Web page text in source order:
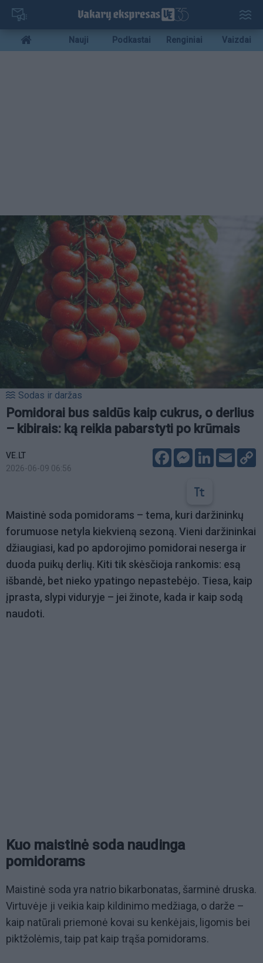
Pereiti
pagrindinį
turinį
Mobile
menu
Nauji Podkastai Renginiai Vaizdai
Sodas ir daržas
Pomidorai bus saldūs kaip cukrus, o derlius
– kibirais: ką reikia pabarstyti po krūmais
VE.LT
2026-06-09 06:56
FacebookMessenger
LinkedIn
Email
Maistinė soda pomidorams – tema, kuri daržininkų
forumuose netyla kiekvieną sezoną. Vieni daržininkai
džiaugiasi, kad po apdorojimo pomidorai neserga ir
duoda puikų derlių. Kiti tik skėsčioja rankomis: esą
išbandė, bet nieko ypatingo nepastebėjo. Tiesa, kaip
įprasta, slypi viduryje – jei žinote, kada ir kaip sodą
naudoti.
Kuo maistinė soda naudinga
pomidorams
Maistinė soda yra natrio bikarbonatas, šarminė druska.
Virtuvėje ji veikia kaip kildinimo medžiaga, o darže –
kaip natūrali priemonė kovai su kenkėjais, ligomis bei
piktžolėmis, taip pat kaip trąša pomidorams.